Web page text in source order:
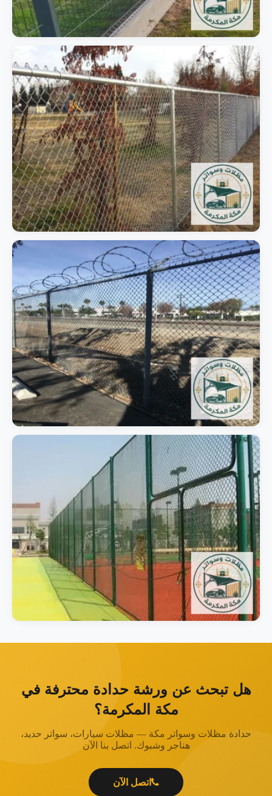
هل تبحث عن ورشة حدادة محترفة في
مكة المكرمة؟
حدادة مظلات وسواتر مكة — مظلات سيارات، سواتر حديد،
هناجر وشبوك. اتصل بنا الآن
اتصل الآن